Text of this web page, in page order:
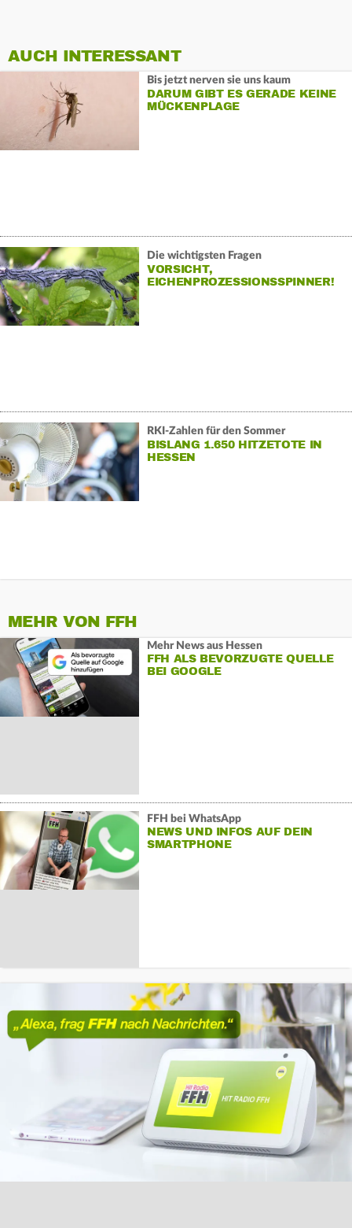
AUCH INTERESSANT
Bis jetzt nerven sie uns kaum
DARUM GIBT ES GERADE KEINE
MÜCKENPLAGE
Die wichtigsten Fragen
VORSICHT,
EICHENPROZESSIONSSPINNER!
RKI-Zahlen für den Sommer
BISLANG 1.650 HITZETOTE IN
HESSEN
MEHR VON FFH
Mehr News aus Hessen
FFH ALS BEVORZUGTE QUELLE
BEI GOOGLE
FFH bei WhatsApp
NEWS UND INFOS AUF DEIN
SMARTPHONE